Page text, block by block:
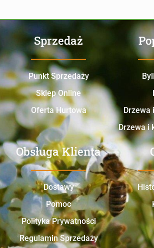
Sprzedaż
Punkt Sprzedaży
Sklep Online
Oferta Hurtowa
Drzewa
Drzewa i
Obsługa Klienta
Dostawy
Pomoc
Polityka Prywatności
Regulamin Sprzedaży